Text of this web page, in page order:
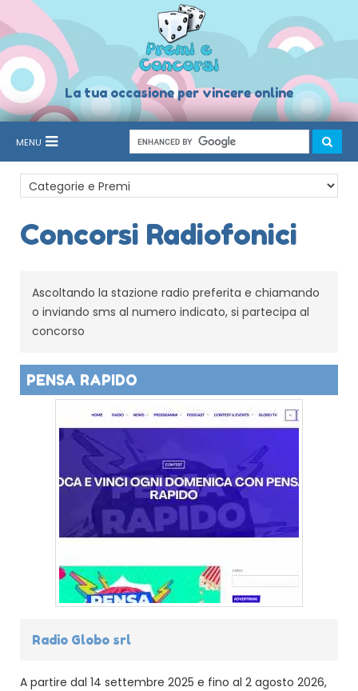
La tua occasione per vincere online
MENU
Concorsi Radiofonici
Ascoltando la stazione radio preferita e chiamando
o inviando sms al numero indicato, si partecipa al
concorso
PENSA RAPIDO
Radio Globo srl
A partire dal 14 settembre 2025 e fino al 2 agosto 2026,